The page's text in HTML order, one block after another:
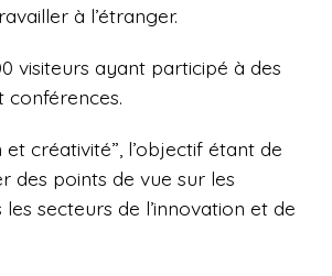
à l’étranger.
visiteurs ayant participé à des
conférences.
créativité”, l’objectif étant de
des points de vue sur les
secteurs de l’innovation et de